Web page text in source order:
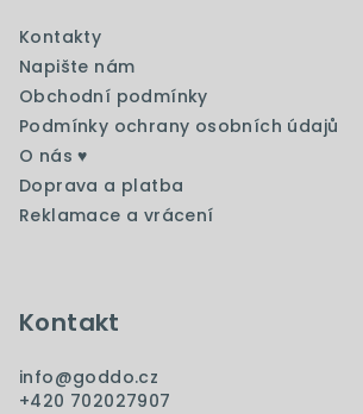
Kontakty
Napište nám
Obchodní podmínky
Podmínky ochrany osobních údajů
O nás ♥️
Doprava a platba
Reklamace a vrácení
Kontakt
info@goddo.cz
+420 702027907